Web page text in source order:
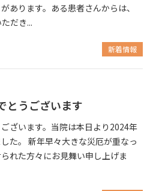
あります。ある患者さんからは、
だき...
新着情報
とうございます
ざいます。当院は本日より2024年
た。 新年早々大きな災厄が重なっ
れた方々にお見舞い申し上げま